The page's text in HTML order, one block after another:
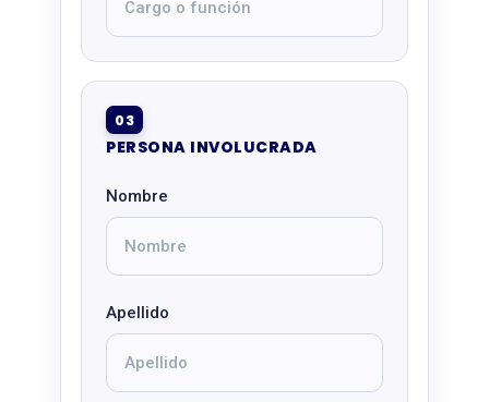
03
PERSONA INVOLUCRADA
Nombre
Apellido